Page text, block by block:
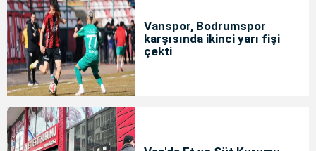
Vanspor, Bodrumspor
karşısında ikinci yarı fişi
çekti